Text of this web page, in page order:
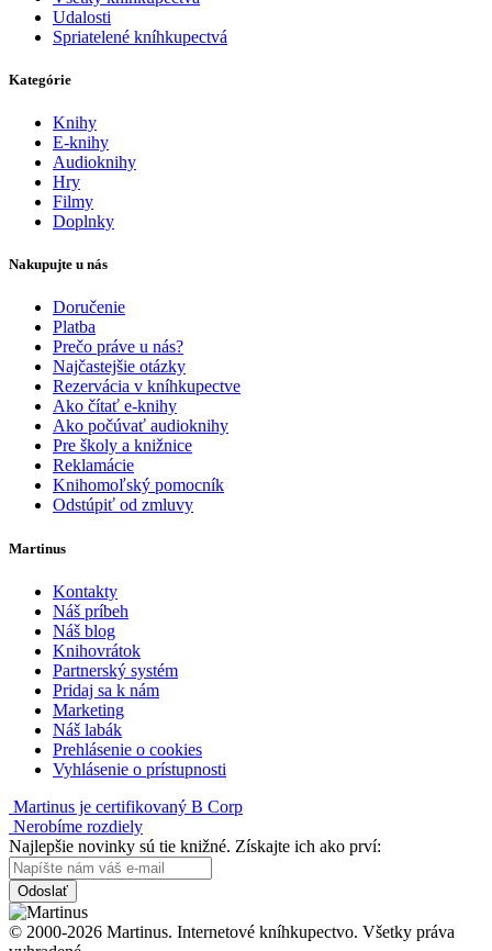
Udalosti
Spriatelené kníhkupectvá
Kategórie
Knihy
E-knihy
Audioknihy
Hry
Filmy
Doplnky
Nakupujte u nás
Doručenie
Platba
Prečo práve u nás?
Najčastejšie otázky
Rezervácia v kníhkupectve
Ako čítať e-knihy
Ako počúvať audioknihy
Pre školy a knižnice
Reklamácie
Knihomoľský pomocník
Odstúpiť od zmluvy
Martinus
Kontakty
Náš príbeh
Náš blog
Knihovrátok
Partnerský systém
Pridaj sa k nám
Marketing
Náš labák
Prehlásenie o cookies
Vyhlásenie o prístupnosti
Martinus je certifikovaný B Corp
Nerobíme rozdiely
Najlepšie novinky sú tie knižné. Získajte ich ako prví:
Odoslať
© 2000-2026 Martinus. Internetové kníhkupectvo. Všetky práva